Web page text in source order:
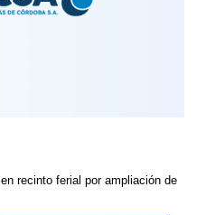
recinto ferial por ampliación de